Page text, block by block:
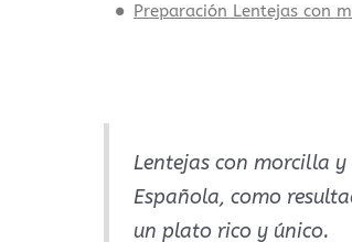
Preparación Lentejas con
Lentejas con morcilla
Española, como
un plato rico y único.